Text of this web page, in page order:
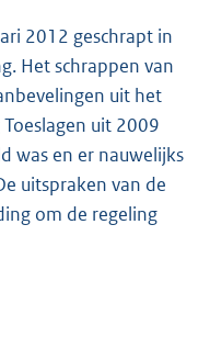
2012 geschrapt in
Het schrappen van
uit het
uit 2009
was en er nauwelijks
uitspraken van de
om de regeling